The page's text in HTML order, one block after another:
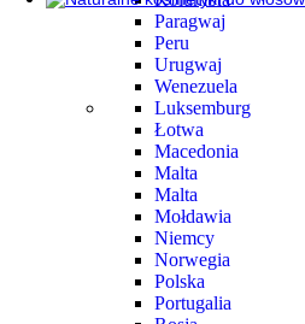
Paragwaj
Peru
Urugwaj
Wenezuela
Luksemburg
Łotwa
Macedonia
Malta
Malta
Mołdawia
Niemcy
Norwegia
Polska
Portugalia